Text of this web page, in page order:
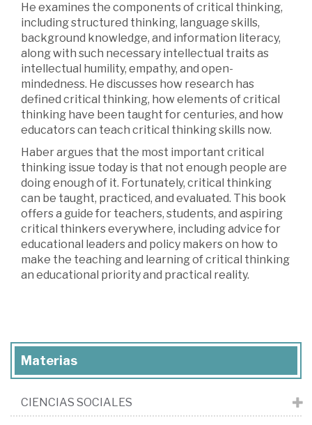
He examines the components of critical thinking,
including structured thinking, language skills,
background knowledge, and information literacy,
along with such necessary intellectual traits as
intellectual humility, empathy, and open-
mindedness. He discusses how research has
defined critical thinking, how elements of critical
thinking have been taught for centuries, and how
educators can teach critical thinking skills now.
Haber argues that the most important critical
thinking issue today is that not enough people are
doing enough of it. Fortunately, critical thinking
can be taught, practiced, and evaluated. This book
offers a guide for teachers, students, and aspiring
critical thinkers everywhere, including advice for
educational leaders and policy makers on how to
make the teaching and learning of critical thinking
an educational priority and practical reality.
Materias
CIENCIAS SOCIALES